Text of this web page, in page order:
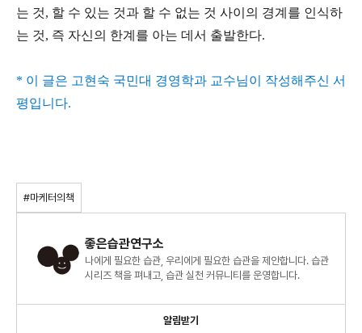
는 것, 할 수 있는 것과 할 수 없는 것 사이의 경계를 인식하
는 것, 즉 자신의 한계를 아는 데서 출발한다.
* 이 글은 고현숙 국민대 경영학과 교수님이 작성해주신 서
평입니다.
#마케터의책
좋은습관연구소
나에게 필요한 습관, 우리에게 필요한 습관을 제안합니다. 습관
시리즈 책을 펴내고, 습관 실천 커뮤니티를 운영합니다.
알림받기